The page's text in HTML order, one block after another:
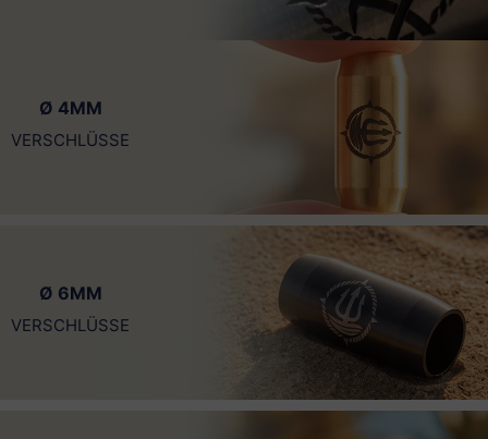
Ø 4MM
VERSCHLÜSSE
Ø 6MM
VERSCHLÜSSE